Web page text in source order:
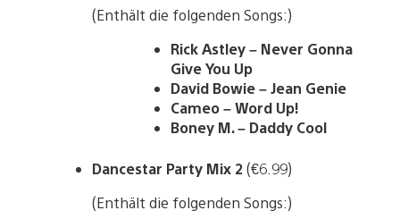
(Enthält die folgenden Songs:)
Rick Astley – Never Gonna
Give You Up
David Bowie – Jean Genie
Cameo – Word Up!
Boney M. – Daddy Cool
Dancestar Party Mix 2(€6.99)
(Enthält die folgenden Songs:)